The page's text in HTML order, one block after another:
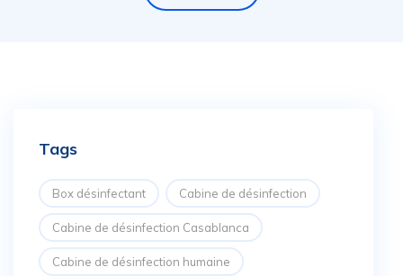
Tags
Box désinfectant Cabine de désinfection
Cabine de désinfection Casablanca
Cabine de désinfection humaine